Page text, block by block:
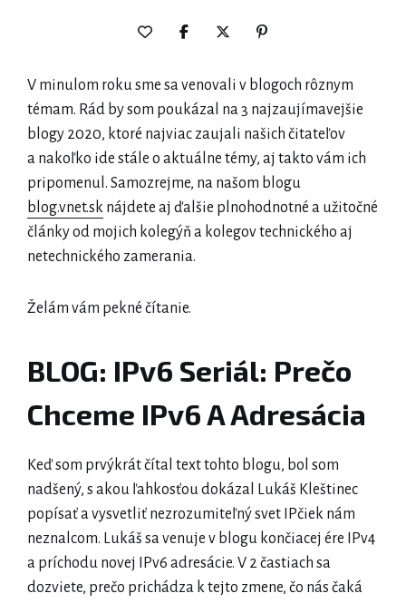
V minulom roku sme sa venovali v blogoch rôznym
témam. Rád by som poukázal na 3 najzaujímavejšie
blogy 2020, ktoré najviac zaujali našich čitateľov
a nakoľko ide stále o aktuálne témy, aj takto vám ich
pripomenul. Samozrejme, na našom blogu
blog.vnet.sk nájdete aj ďalšie plnohodnotné a užitočné
články od mojich kolegýň a kolegov technického aj
netechnického zamerania.
Želám vám pekné čítanie.
BLOG: IPv6 Seriál: Prečo
Chceme IPv6 A Adresácia
Keď som prvýkrát čítal text tohto blogu, bol som
nadšený, s akou ľahkosťou dokázal Lukáš Kleštinec
popísať a vysvetliť nezrozumiteľný svet IPčiek nám
neznalcom. Lukáš sa venuje v blogu končiacej ére IPv4
a príchodu novej IPv6 adresácie. V 2 častiach sa
dozviete, prečo prichádza k tejto zmene, čo nás čaká